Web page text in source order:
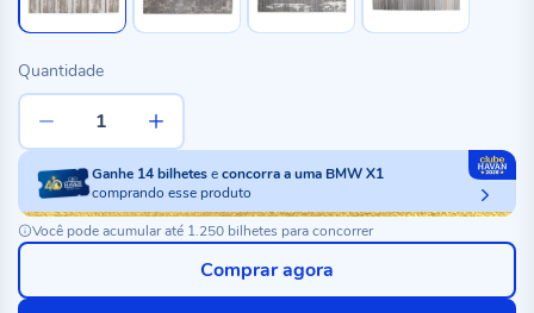
Quantidade
Ganhe 14bilheteseconcorra a uma BMW X1
comprando esse produto
Você pode acumular até 1.250 bilhetes para concorrer
Comprar agora